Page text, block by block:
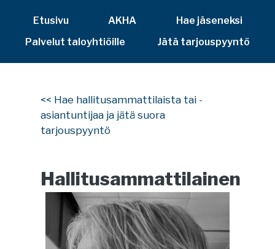
Etusivu AKHA
Hae jäseneksi
Palvelut taloyhtiöille
Jätä tarjouspyyntö
<< Hae hallitusammattilaista tai -
asiantuntijaa ja jätä suora
tarjouspyyntö
Hallitusammattilainen